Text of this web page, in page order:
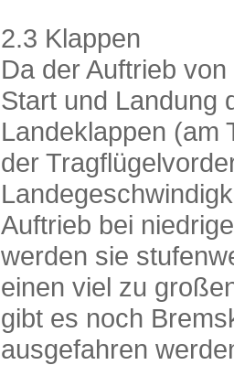
2.3 Klappen
Da der Auftrieb
Start und Landung
Landeklappen (am
der
Auftrieb bei
werden sie
einen viel zu
gibt es noch
ausgefahren